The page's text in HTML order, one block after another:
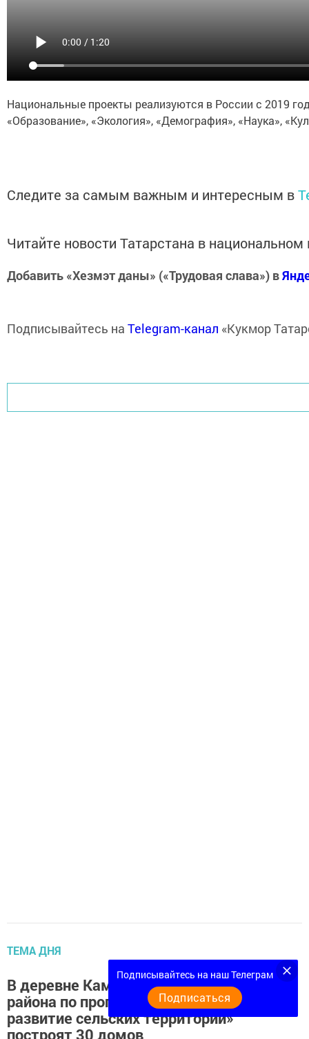
Национальные проекты реализуются в России с 2019
«Образование», «Экология», «Демография», «Наука»,
Следите за самым важным и интересным в
Читайте новости Татарстана в
Добавить «Хезмэт даны» («Трудовая слава») в
Подписывайтесь на Telegram-канал «Кукмор
ТЕМА ДНЯ
В деревне Камышлы Кукморского
района по программе «Комплексное
развитие сельских территорий»
построят 30 домов
Подписывайтесь на наш Телеграм
Подписаться